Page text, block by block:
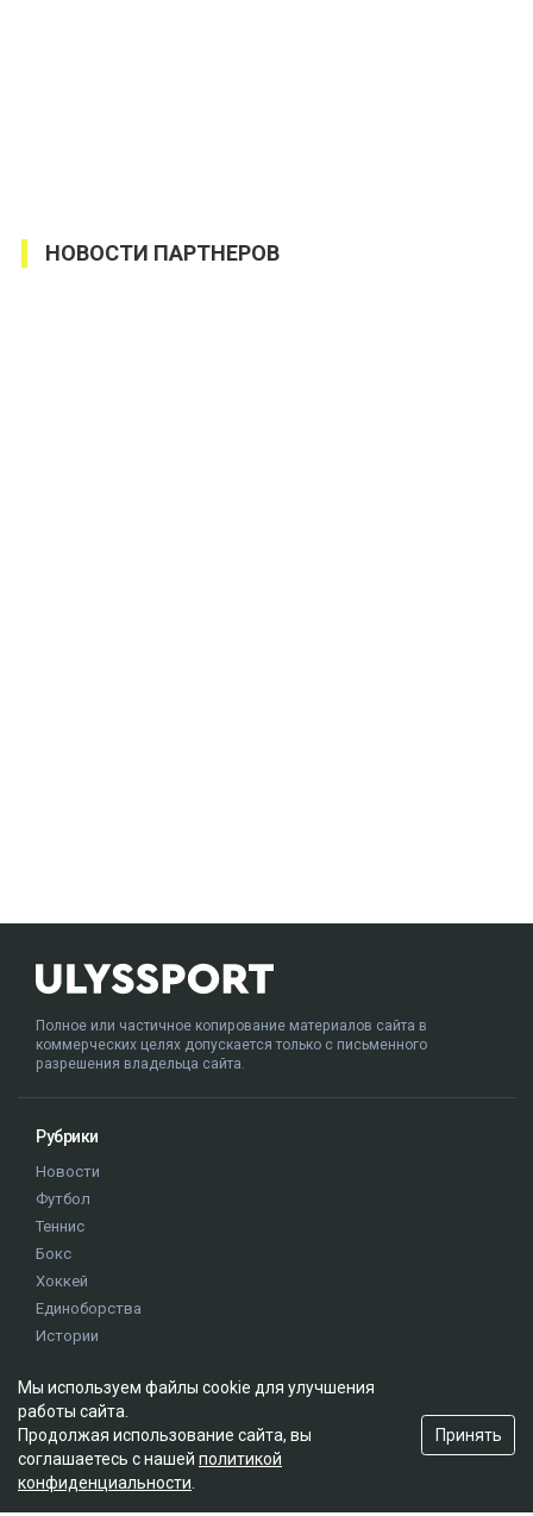
НОВОСТИ ПАРТНЕРОВ
Полное или частичное копирование материалов сайта в
коммерческих целях допускается только с письменного
разрешения владельца сайта.
Рубрики
Новости
Футбол
Теннис
Бокс
Хоккей
Единоборства
Истории
Редакция
О проекте
Правила сайта
Мы используем файлы cookie для улучшения
работы сайта.
Продолжая использование сайта, вы
соглашаетесь с нашей политикой
конфиденциальности
Принять